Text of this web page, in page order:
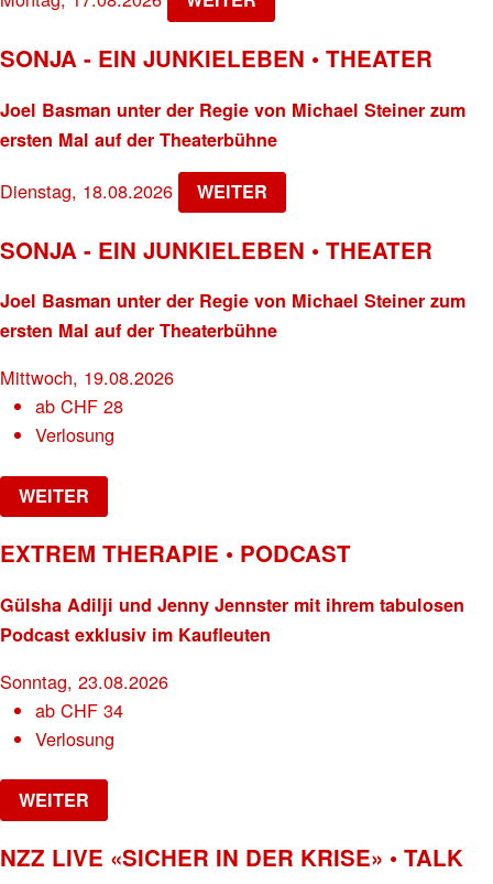
SONJA - EIN JUNKIELEBEN • THEATER
Joel Basman unter der Regie von Michael Steiner zum
ersten Mal auf der Theaterbühne
Dienstag, 18.08.2026 WEITER
SONJA - EIN JUNKIELEBEN • THEATER
Joel Basman unter der Regie von Michael Steiner zum
ersten Mal auf der Theaterbühne
Mittwoch, 19.08.2026
abCHF 28
Verlosung
WEITER
EXTREM THERAPIE • PODCAST
Gülsha Adilji und Jenny Jennster mit ihrem tabulosen
Podcast exklusiv im Kaufleuten
Sonntag, 23.08.2026
abCHF 34
Verlosung
WEITER
NZZ LIVE «SICHER IN DER KRISE» • TALK